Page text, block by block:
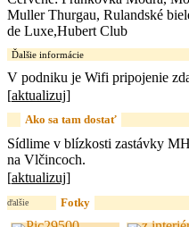
Muller Thurgau, Rulandské
de Luxe,Hubert Club
Ďalšie informácie
V podniku je Wifi pripojenie
[aktualizuj]
Ako sa tam dostať
Sídlime v blízkosti zastávky
na Vlčincoch.
[aktualizuj]
ďalšie Fotky